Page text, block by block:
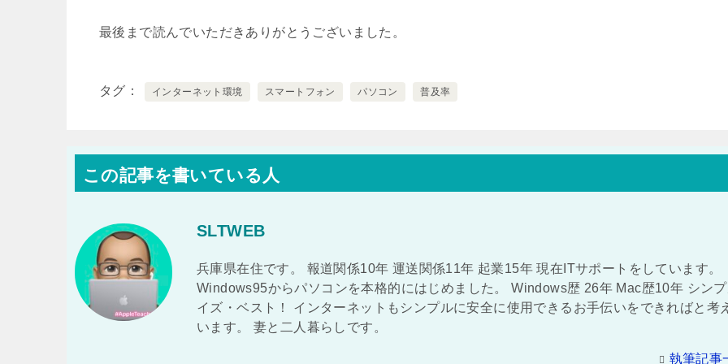
最後まで読んでいただきありがとうございました。
タグ インターネット環境 スマートフォン パソコン 普及率
この記事を書いている人
SLTWEB
兵庫県在住です。 報道関係10年 運送関係11年 起業15年 現在ITサポートをしています。
Windows95からパソコンを本格的にはじめました。 Windows歴 26年 Mac歴10年 シンプ
イズ・ベスト！ インターネットもシンプルに安全に使用できるお手伝いをできればと考
います。 妻と二人暮らしです。
執筆記事